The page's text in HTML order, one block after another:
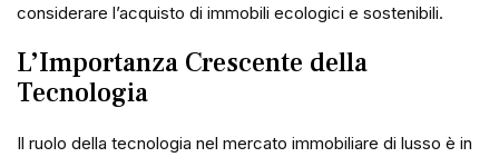
considerare l’acquisto di immobili ecologici e sostenibili.
L’Importanza Crescente della
Tecnologia
Il ruolo della tecnologia nel mercato immobiliare di lusso è in